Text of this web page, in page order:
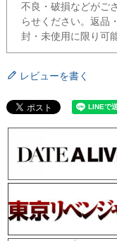
不良・破損などがご
らせください。返品
封・未使用に限り可
レビューを書く